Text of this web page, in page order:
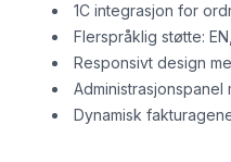
1C integrasjon for
Flerspråklig støtte:
Responsivt design
Dynamisk